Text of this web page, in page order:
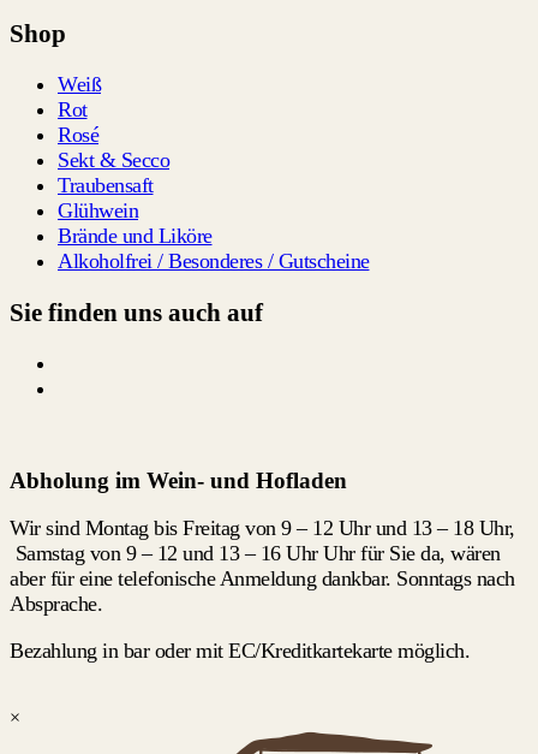
Shop
Weiß
Rot
Rosé
Sekt & Secco
Traubensaft
Glühwein
Brände und Liköre
Alkoholfrei / Besonderes / Gutscheine
Sie finden uns auch auf
Abholung im Wein- und Hofladen
Wir sind Montag bis Freitag von 9 – 12 Uhr und 13 – 18 Uhr,
Samstag von 9 – 12 und 13 – 16 Uhr Uhr für Sie da, wären
aber für eine telefonische Anmeldung dankbar. Sonntags nach
Absprache.
Bezahlung in bar oder mit EC/Kreditkartekarte möglich.
×